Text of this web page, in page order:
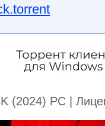
(2024) PC |